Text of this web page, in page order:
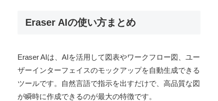
Eraser AIの使い方まとめ
Eraser AIは、AIを活用して図表やワークフロー図、ユー
ザーインターフェイスのモックアップを自動生成できる
ツールです。自然言語で指示を出すだけで、高品質な図
が瞬時に作成できるのが最大の特徴です。